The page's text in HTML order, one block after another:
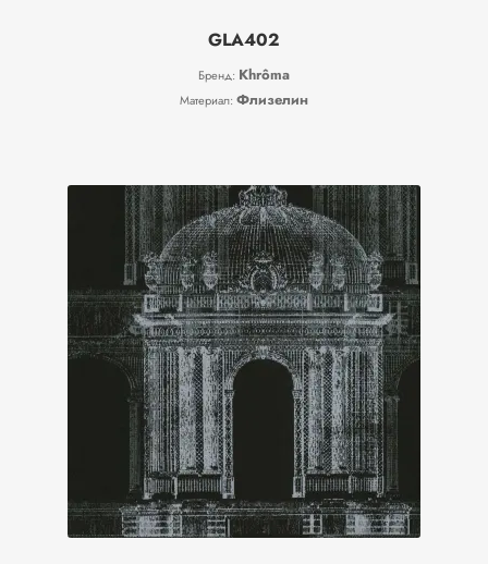
GLA402
Бренд: Khrôma
Материал: Флизелин